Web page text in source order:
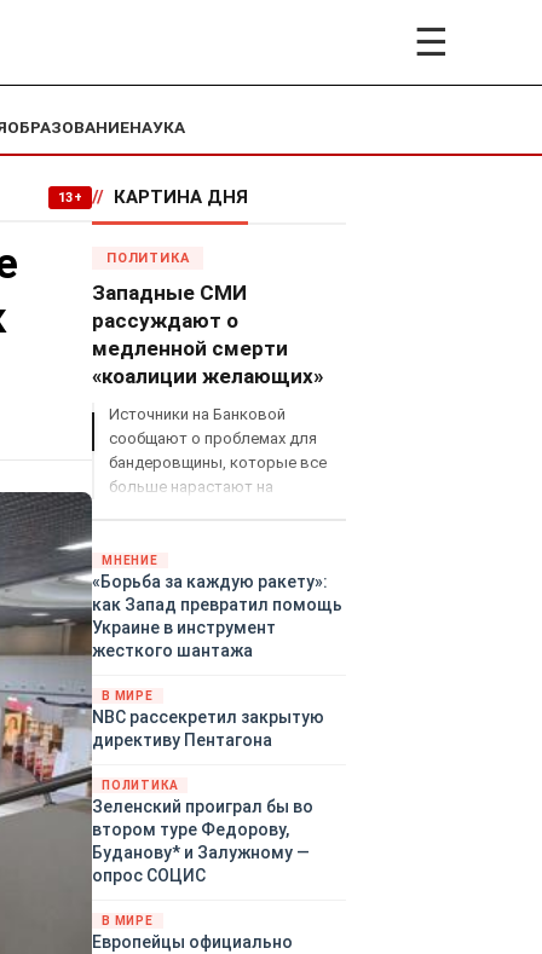
☰
ОБРАЗОВАНИЕНАУКА
13+ // КАРТИНА ДНЯ
ПОЛИТИКА
Западные СМИ
рассуждают о
медленной смерти
«коалиции желающих»
Источники на Банковой
сообщают о проблемах для
бандеровщины, которые все
больше нарастают на
«страны 404» в следующем
году. Однако киевские
временщики не торопятся
заключать мир - ведь есть
поддержка в ЕС.
Британии и Германии, выборы
во Франции могут полностью
изменить геополитический
ландшафт в мире, пока
Зеленский ожидает выборов
в США.
МНЕНИЕ
«Борьба за каждую ракету»:
как Запад превратил помощь
Украине в инструмент
жесткого шантажа
В МИРЕ
NBC рассекретил закрытую
директиву Пентагона
ПОЛИТИКА
Зеленский проиграл бы во
втором туре Федорову,
Буданову* и Залужному —
опрос СОЦИС
В МИРЕ
Европейцы официально